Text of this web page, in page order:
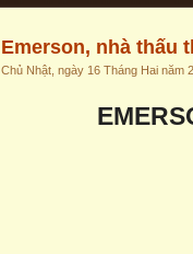
Emerson, nhà thấu
Chủ Nhật, ngày 16 Tháng Hai năm